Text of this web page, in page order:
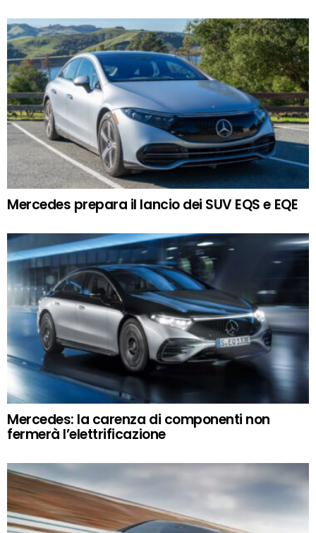
Mercedes prepara il lancio dei SUV EQS e EQE
Mercedes: la carenza di componenti non
fermerà l’elettrificazione